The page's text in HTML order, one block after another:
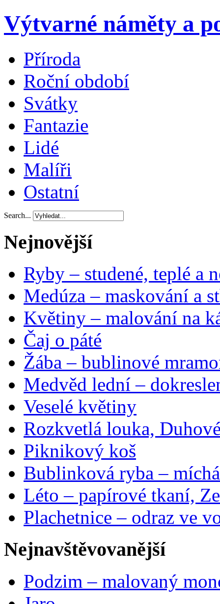
Výtvarné náměty a
Příroda
Roční období
Svátky
Fantazie
Lidé
Malíři
Ostatní
Search...
Nejnovější
Ryby – studené, teplé a
Medúza – maskování a
Květiny – malování na
Čaj o páté
Žába – bublinové
Medvěd lední –
Veselé květiny
Rozkvetlá louka,
Piknikový koš
Bublinková ryba –
Léto – papírové tkaní,
Plachetnice – odraz ve
Nejnavštěvovanější
Podzim – malovaný